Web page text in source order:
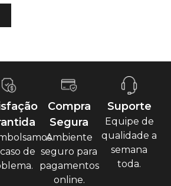
de
Compra
Segura
Ambiente
seguro para
pagamentos
online.
Suporte
Equipe de
qualidade a
semana
toda.